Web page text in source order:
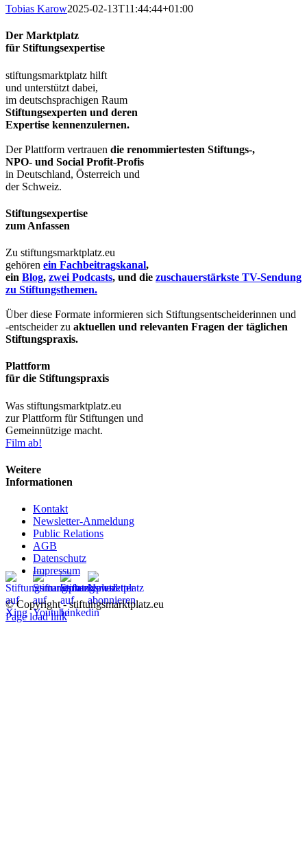
Tobias Karow2025-02-13T11:44:44+01:00
Der Marktplatz
für Stiftungsexpertise
stiftungsmarktplatz hilft
und unterstützt dabei,
im deutschsprachigen Raum
Stiftungsexperten und deren
Expertise kennenzulernen.
Der Plattform vertrauen die renommiertesten Stiftungs-,
NPO- und Social Profit-Profis
in Deutschland, Österreich und
der Schweiz.
Stiftungsexpertise
zum Anfassen
Zu stiftungsmarktplatz.eu
gehören ein Fachbeitragskanal,
ein Blog, zwei Podcasts, und die zuschauerstärkste TV-Sendung
zu Stiftungsthemen.
Über diese Formate informieren sich Stiftungsentscheiderinnen und
-entscheider zu aktuellen und relevanten Fragen der täglichen
Stiftungspraxis.
Plattform
für die Stiftungspraxis
Was stiftungsmarktplatz.eu
zur Plattform für Stiftungen und
Gemeinnützige macht.
Film ab!
Weitere
Informationen
Kontakt
Newsletter-Anmeldung
Public Relations
AGB
Datenschutz
Impressum
© Copyright - stiftungsmarktplatz.eu
Page load link